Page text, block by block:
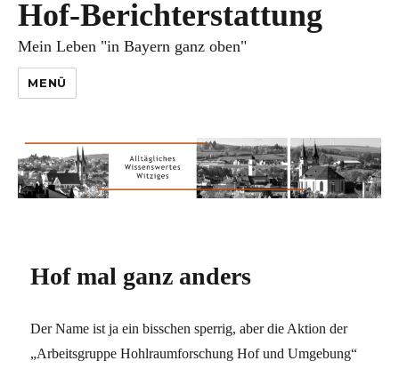
Hof-Berichterstattung
Mein Leben "in Bayern ganz oben"
MENÜ
Hof mal ganz anders
Der Name ist ja ein bisschen sperrig, aber die Aktion der
„Arbeitsgruppe Hohlraumforschung Hof und Umgebung“